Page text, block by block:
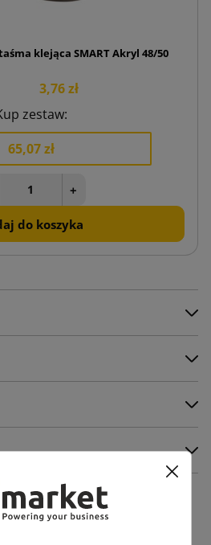
klejąca SMART Akryl 48/50
3,76 zł
zestaw:
65,07 zł
+
do koszyka
także